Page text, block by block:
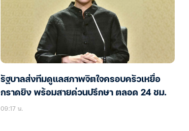
รัฐบาลส่งทีมดูแลสภาพจิตใจครอบครัวเหยื่อ
กราดยิง พร้อมสายด่วนปรึกษา ตลอด 24 ชม.
09:17 น.